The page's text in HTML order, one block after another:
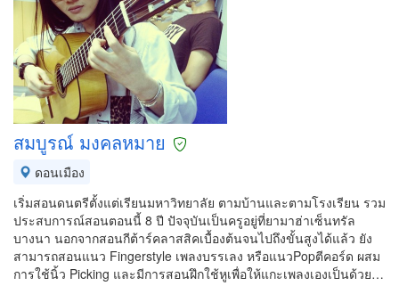
สมบูรณ์ มงคลหมาย
ดอนเมือง
เริ่มสอนดนตรีตั้งแต่เรียนมหาวิทยาลัย ตามบ้านและตามโรงเรียน รวม
ประสบการณ์สอนตอนนี้ 8 ปี ปัจจุบันเป็นครูอยู่ที่ยามาฮ่าเซ็นทรัล
บางนา นอกจากสอนกีต้าร์คลาสสิคเบื้องต้นจนไปถึงขั้นสูงได้แล้ว ยัง
สามารถสอนแนว Fingerstyle เพลงบรรเลง หรือแนวPopตีคอร์ด ผสม
การใช้นิ้ว Picking และมีการสอนฝึกใช้หูเพื่อให้แกะเพลงเองเป็นด้วย…